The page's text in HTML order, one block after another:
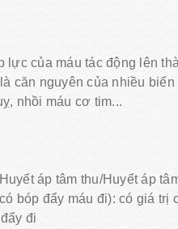
lực của máu tác động lên
căn nguyên của nhiều
nhồi máu cơ tim...
áp tâm thu/Huyết áp
bóp đẩy máu đi): có giá trị
đi